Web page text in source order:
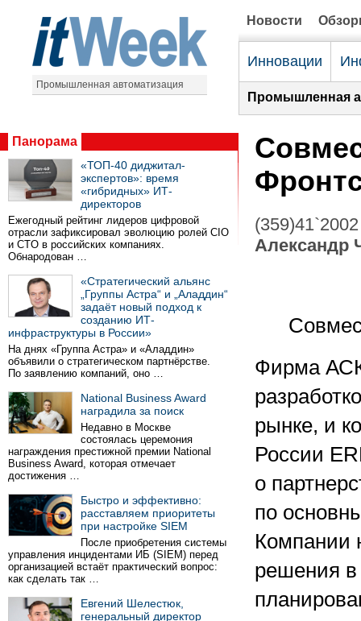
Промышленная автоматизация
Новости
Инновации
Промышленная
Панорама
«ТОП-40 диджитал-
экспертов»: время
«гибридных» ИТ-
директоров
Ежегодный рейтинг лидеров цифровой
отрасли зафиксировал эволюцию ролей CIO
и CTO в российских компаниях.
Обнародован …
«Стратегический альянс
„Группы Астра“ и „Аладдин“
задаёт новый подход к
созданию ИТ-
инфраструктуры в России»
На днях «Группа Астра» и «Аладдин»
объявили о стратегическом партнёрстве.
По заявлению компаний, оно …
National Business Award
наградила за поиск
Недавно в Москве
состоялась церемония
награждения престижной премии National
Business Award, которая отмечает
достижения …
Быстро и эффективно:
расставляем приоритеты
при настройке SIEM
После приобретения системы
управления инцидентами ИБ (SIEM) перед
организацией встаёт практический вопрос:
как сделать так …
Евгений Шелестюк,
генеральный директор
(359)41`2002
Александр
Фирма
рынке, и
России
о
по
Компании
решения в